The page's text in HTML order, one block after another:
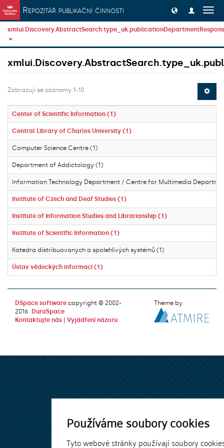
Používáme soubory cookies
Tyto webové stránky používají soubory
Přeskočit na obsah
Repozitář publikační činnosti
Zobrazují se záznamy 1-10
Center of Scientific Information (1)
Central Library of Charles University (1)
Computer Science Centre (1)
Department of Addictology (1)
Information Technology Department / Centre for Multimedia
Institute of Czech and Deaf Studies (1)
Institute of Information Studies and Librarianship (1)
Institute of Scientific Information (1)
Katedra distribuovaných a spolehlivých systémů (1)
Ústav vědeckých informací (1)
DSpace software copyright © 2002-
2016
DuraSpace
Kontaktujte nás
Vyjádření názoru
Theme by